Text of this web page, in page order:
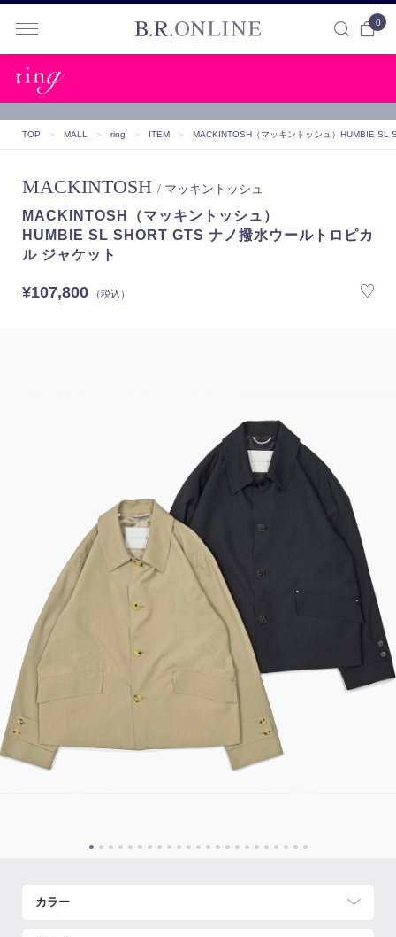
0
TOP ＞ MALL ＞ ring ＞ ITEM ＞ MACKINTOSH（マッキントッシュ） HUMBIE SL
MACKINTOSH / マッキントッシュ
MACKINTOSH（マッキントッシュ）
HUMBIE SL SHORT GTS ナノ撥水ウールトロピカ
ル ジャケット
¥107,800（税込）